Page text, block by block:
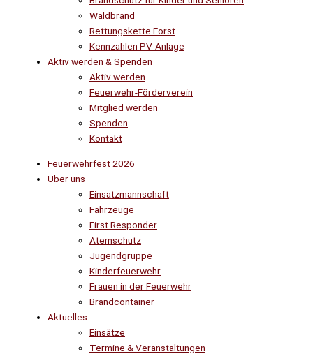
Waldbrand
Rettungskette Forst
Kennzahlen PV-Anlage
Aktiv werden & Spenden
Aktiv werden
Feuerwehr-Förderverein
Mitglied werden
Spenden
Kontakt
Feuerwehrfest 2026
Über uns
Einsatzmannschaft
Fahrzeuge
First Responder
Atemschutz
Jugendgruppe
Kinderfeuerwehr
Frauen in der Feuerwehr
Brandcontainer
Aktuelles
Einsätze
Termine & Veranstaltungen